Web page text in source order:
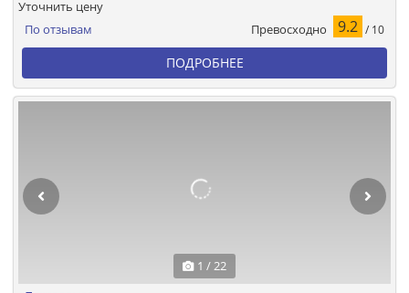
По отзывам Превосходно 9.2 / 10
Уточнить цену
ПОДРОБНЕЕ
1 / 22